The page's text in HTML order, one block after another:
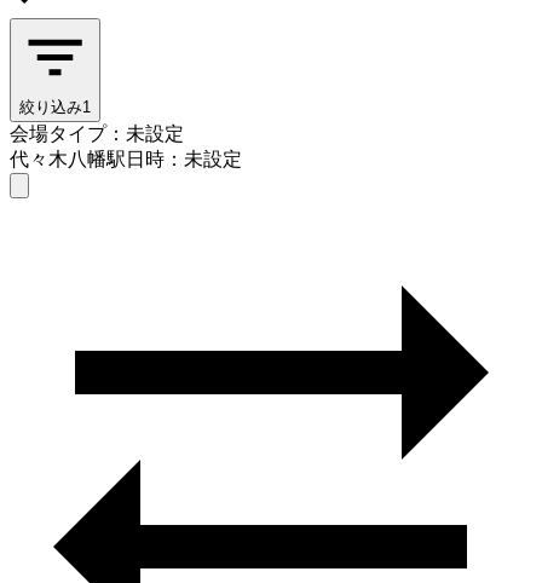
絞り込み1
会場タイプ：未設定
代々木八幡駅日時：未設定